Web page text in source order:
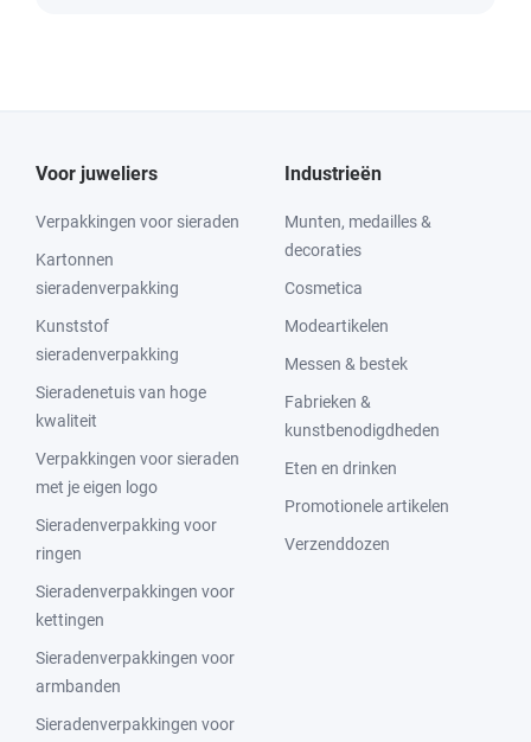
Voor juweliers
Verpakkingen voor sieraden
Kartonnen
sieradenverpakking
Kunststof
sieradenverpakking
Sieradenetuis van hoge
kwaliteit
Verpakkingen voor sieraden
met je eigen logo
Sieradenverpakking voor
ringen
Sieradenverpakkingen voor
kettingen
Sieradenverpakkingen voor
armbanden
Sieradenverpakkingen voor
Industrieën
Munten, medailles &
decoraties
Cosmetica
Modeartikelen
Messen & bestek
Fabrieken &
kunstbenodigdheden
Eten en drinken
Promotionele artikelen
Verzenddozen